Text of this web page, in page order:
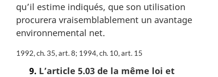
a
l
e
qu’il estime indiqués, que son utilisation
procurera vraisemblablement un avantage
environnemental net.
N
1992, ch. 35, art. 8; 1994, ch. 10, art. 15
9. L’article 5.03 de la même loi et